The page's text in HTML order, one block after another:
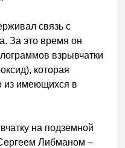
связь с
За это время он
взрывчатки
которая
из имеющихся в
на подземной
Либманом –